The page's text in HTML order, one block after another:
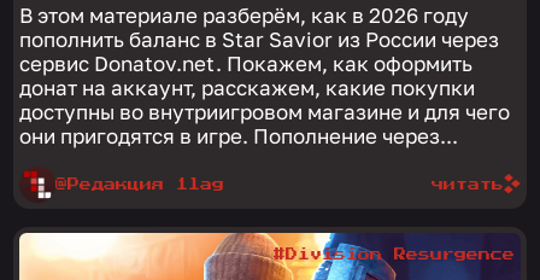
В этом материале разберём, как в 2026 году
пополнить баланс в Star Savior из России через
сервис Donatov.net. Покажем, как оформить
донат на аккаунт, расскажем, какие покупки
доступны во внутриигровом магазине и для чего
они пригодятся в игре. Пополнение через...
@Редакция 1lag читать
#Division Resurgence